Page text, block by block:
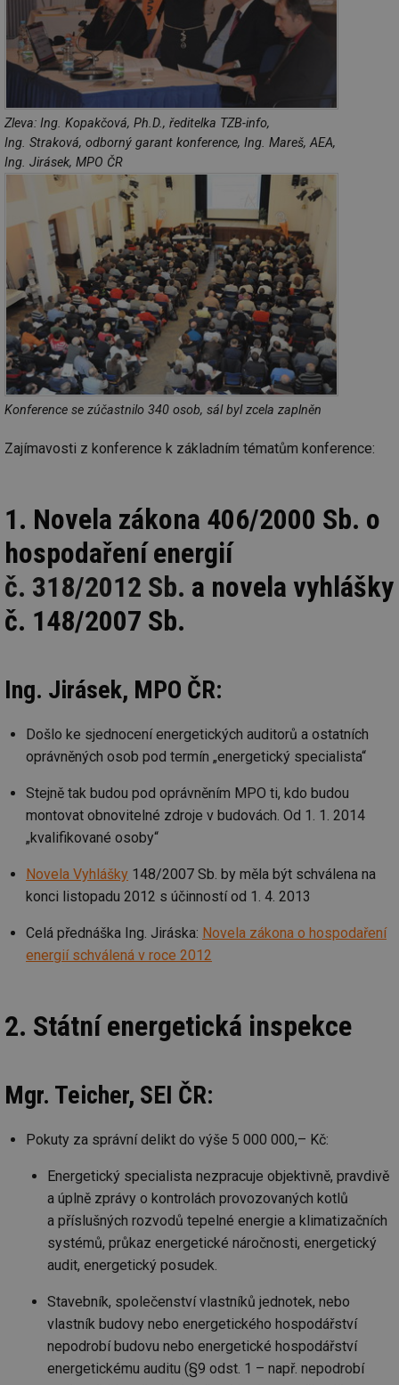
Zleva: Ing. Kopakčová, Ph.D., ředitelka TZB-info,
Ing. Straková, odborný garant konference, Ing. Mareš, AEA,
Ing. Jirásek, MPO ČR
Konference se zúčastnilo 340 osob, sál byl zcela zaplněn
Zajímavosti z konference k základním tématům konference:
1. Novela zákona 406/2000 Sb. o
hospodaření energií
č. 318/2012 Sb. a novela vyhlášky
č. 148/2007 Sb.
Ing. Jirásek, MPO ČR:
Došlo ke sjednocení energetických auditorů a ostatních
oprávněných osob pod termín „energetický specialista“
Stejně tak budou pod oprávněním MPO ti, kdo budou
montovat obnovitelné zdroje v budovách. Od 1. 1. 2014
„kvalifikované osoby“
Novela Vyhlášky 148/2007 Sb. by měla být schválena na
konci listopadu 2012 s účinností od 1. 4. 2013
Celá přednáška Ing. Jiráska: Novela zákona o hospodaření
energií schválená v roce 2012
2. Státní energetická inspekce
Mgr. Teicher, SEI ČR:
Pokuty za správní delikt do výše 5 000 000,– Kč:
Energetický specialista nezpracuje objektivně, pravdivě
a úplně zprávy o kontrolách provozovaných kotlů
a příslušných rozvodů tepelné energie a klimatizačních
systémů, průkaz energetické náročnosti, energetický
audit, energetický posudek.
Stavebník, společenství vlastníků jednotek, nebo
vlastník budovy nebo energetického hospodářství
nepodrobí budovu nebo energetické hospodářství
energetickému auditu (§9 odst. 1 – např. nepodrobí